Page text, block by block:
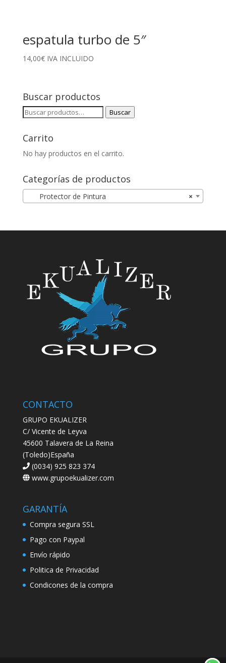
espatula turbo de 5″
14,00€ IVA INCLUIDO
Buscar productos
Buscar
Buscar
Carrito
No hay productos en el carrito.
Categorías de productos
×
Protector de Pintura
CONTACTO
GRUPO EKUALIZER
C/ Vicente de Leyva
45600 Talavera de La Reina
(Toledo)España
(0034) 925 823 374
www.grupoekualizer.com
GARANTÍA
Compra segura SSL
Pago con Paypal
Envío rápido
Politica de Privacidad
Condicones de la compra